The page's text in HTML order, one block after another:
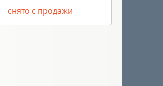
снято с продажи